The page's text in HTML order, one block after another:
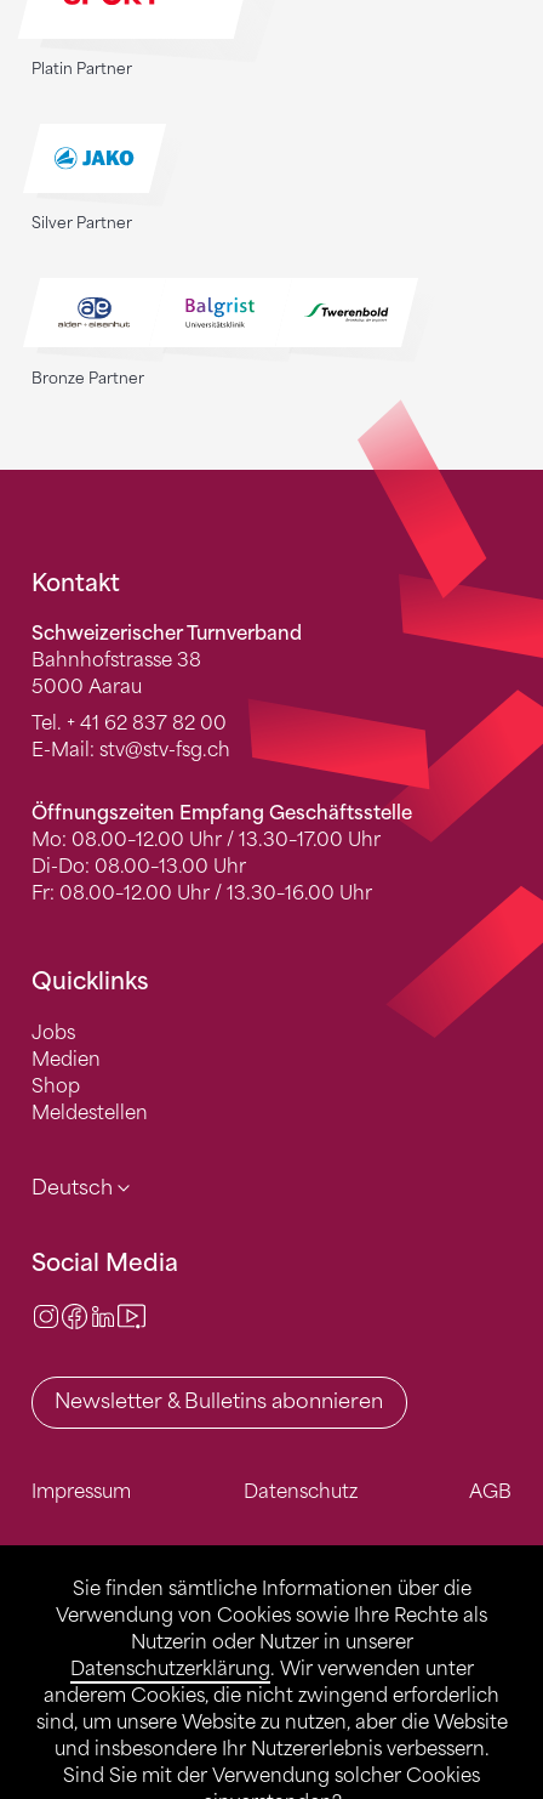
Sie finden sämtliche Informationen über die
Verwendung von Cookies sowie Ihre Rechte als
Nutzerin oder Nutzer in unserer
Datenschutzerklärung. Wir verwenden unter
anderem Cookies, die nicht zwingend erforderlich
sind, um unsere Website zu nutzen, aber die Website
und insbesondere Ihr Nutzererlebnis verbessern.
Sind Sie mit der Verwendung solcher Cookies
Platin Partner
Silver Partner
Bronze Partner
Fusszeile
Kontakt
Schweizerischer Turnverband
Bahnhofstrasse 38
5000 Aarau
Tel. + 41 62 837 82 00
E-Mail: stv@stv-fsg.ch
Öffnungszeiten Empfang Geschäftsstelle
Mo: 08.00–12.00 Uhr / 13.30–17.00 Uhr
Di-Do: 08.00–13.00 Uhr
Fr: 08.00–12.00 Uhr / 13.30–16.00 Uhr
Quicklinks
Jobs
Medien
Shop
Meldestellen
Deutsch
Social Media
Instagram
Facebook
LinkedIn
Newsletter & Bulletins abonnieren
Impressum Datenschutz AGB